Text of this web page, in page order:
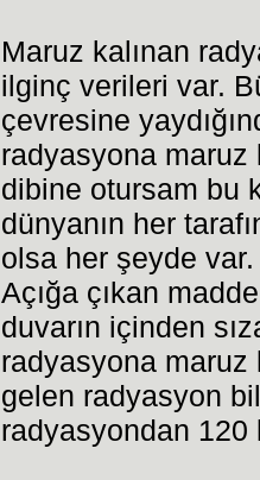
Maruz kalınan
ilginç verileri var.
çevresine
radyasyona maruz
dibine otursam bu
dünyanın her
olsa her şeyde var.
Açığa çıkan
duvarın içinden
radyasyona maruz
gelen radyasyon
radyasyondan 120